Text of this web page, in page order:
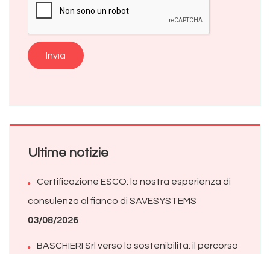
Ultime notizie
Certificazione ESCO: la nostra esperienza di
consulenza al fianco di SAVESYSTEMS
03/08/2026
BASCHIERI Srl verso la sostenibilità: il percorso